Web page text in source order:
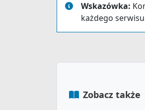
Wskazówka:
każdego
Zobacz także